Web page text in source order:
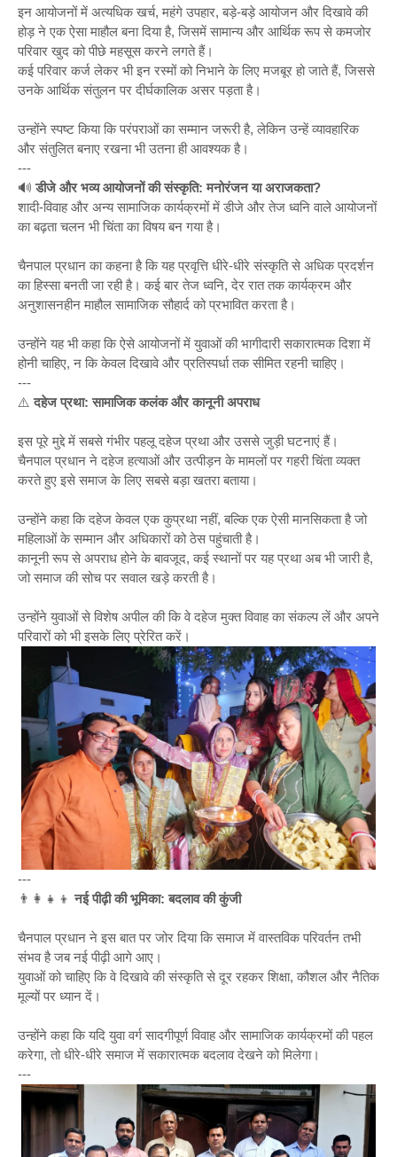
इन आयोजनों में अत्यधिक खर्च, महंगे उपहार, बड़े-बड़े आयोजन और दिखावे की
होड़ ने एक ऐसा माहौल बना दिया है, जिसमें सामान्य और आर्थिक रूप से कमजोर
परिवार खुद को पीछे महसूस करने लगते हैं।
कई परिवार कर्ज लेकर भी इन रस्मों को निभाने के लिए मजबूर हो जाते हैं, जिससे
उनके आर्थिक संतुलन पर दीर्घकालिक असर पड़ता है।
उन्होंने स्पष्ट किया कि परंपराओं का सम्मान जरूरी है, लेकिन उन्हें व्यावहारिक
और संतुलित बनाए रखना भी उतना ही आवश्यक है।
---
🔊 डीजे और भव्य आयोजनों की संस्कृति: मनोरंजन या अराजकता?
शादी-विवाह और अन्य सामाजिक कार्यक्रमों में डीजे और तेज ध्वनि वाले आयोजनों
का बढ़ता चलन भी चिंता का विषय बन गया है।
चैनपाल प्रधान का कहना है कि यह प्रवृत्ति धीरे-धीरे संस्कृति से अधिक प्रदर्शन
का हिस्सा बनती जा रही है। कई बार तेज ध्वनि, देर रात तक कार्यक्रम और
अनुशासनहीन माहौल सामाजिक सौहार्द को प्रभावित करता है।
उन्होंने यह भी कहा कि ऐसे आयोजनों में युवाओं की भागीदारी सकारात्मक दिशा में
होनी चाहिए, न कि केवल दिखावे और प्रतिस्पर्धा तक सीमित रहनी चाहिए।
---
⚠️ दहेज प्रथा: सामाजिक कलंक और कानूनी अपराध
इस पूरे मुद्दे में सबसे गंभीर पहलू दहेज प्रथा और उससे जुड़ी घटनाएं हैं।
चैनपाल प्रधान ने दहेज हत्याओं और उत्पीड़न के मामलों पर गहरी चिंता व्यक्त
करते हुए इसे समाज के लिए सबसे बड़ा खतरा बताया।
उन्होंने कहा कि दहेज केवल एक कुप्रथा नहीं, बल्कि एक ऐसी मानसिकता है जो
महिलाओं के सम्मान और अधिकारों को ठेस पहुंचाती है।
कानूनी रूप से अपराध होने के बावजूद, कई स्थानों पर यह प्रथा अब भी जारी है,
जो समाज की सोच पर सवाल खड़े करती है।
उन्होंने युवाओं से विशेष अपील की कि वे दहेज मुक्त विवाह का संकल्प लें और अपने
परिवारों को भी इसके लिए प्रेरित करें।
---
👨‍👩‍👧‍👦 नई पीढ़ी की भूमिका: बदलाव की कुंजी
चैनपाल प्रधान ने इस बात पर जोर दिया कि समाज में वास्तविक परिवर्तन तभी
संभव है जब नई पीढ़ी आगे आए।
युवाओं को चाहिए कि वे दिखावे की संस्कृति से दूर रहकर शिक्षा, कौशल और नैतिक
मूल्यों पर ध्यान दें।
उन्होंने कहा कि यदि युवा वर्ग सादगीपूर्ण विवाह और सामाजिक कार्यक्रमों की पहल
करेगा, तो धीरे-धीरे समाज में सकारात्मक बदलाव देखने को मिलेगा।
---